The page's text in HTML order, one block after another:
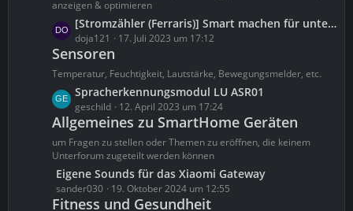
e
r
ä
g
e
t
e
B
e
i
r
ä
g
e
anzeigen & optimieren
L
e
t
z
e
B
i
ä
[Stromzähler (Ferraris)] Smart machen für unter 10€ mit ioBroker und NodeMCU [Tutorial] [HD]
doja121 17. Juli 2023 um 17:12
Sensoren
Temperatur, Feuchtigkeit, Lautstärke, Bewegungsmelder, etc.
L
e
t
z
t
e
B
e
Spracherkennungsmodul LU ASR01
geschild 12. April 2023 um 17:24
Allgemeines zu SmartHome Geräten
um Fragen zu stellen oder Themen zu eröffnen, die keinem
Unterforum zugeteilt werden können
L
e
t
Eigene Sounds für das Xiaomi Gateway
sander030 19. Oktober 2024 um 12:55
Fitness und Gesundheit